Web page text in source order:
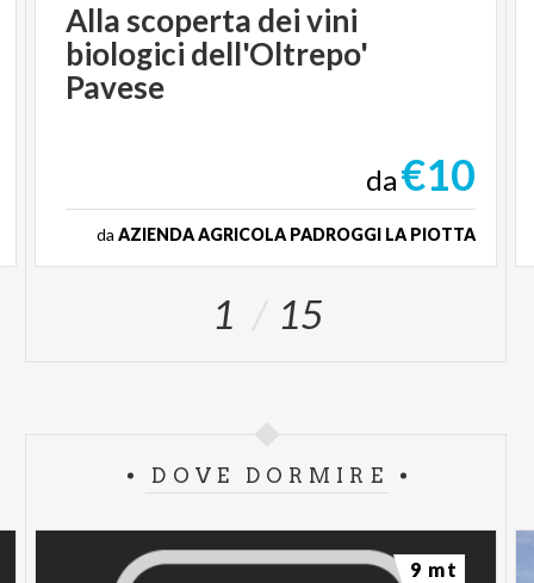
Alla scoperta dei vini
biologici dell'Oltrepo'
Pavese
da€10
da AZIENDA AGRICOLA PADROGGI LA PIOTTA
1 15
DOVE DORMIRE
9 mt